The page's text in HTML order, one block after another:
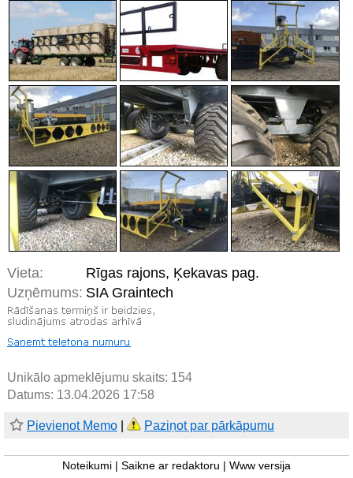
Vieta:
Rīgas rajons, Ķekavas pag.
Uzņēmums: SIA Graintech
Unikālo apmeklējumu skaits: 154
Datums: 13.04.2026 17:58
Pievienot Memo Paziņot par pārkāpumu
Noteikumi Saikne ar redaktoru Www versija